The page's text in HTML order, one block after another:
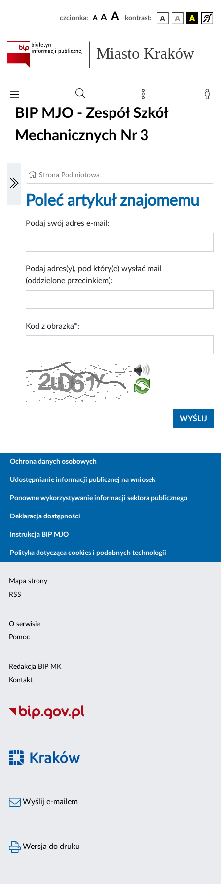
czcionka: A A A kontrast:
Miasto Kraków
BIP MJO - Zespół Szkół
Mechanicznych Nr 3
Strona Podmiotowa
Poleć artykuł znajomemu
Podaj swój adres e-mail:
Podaj adres(y), pod który(e) wysłać mail
(oddzielone przecinkiem):
Kod z obrazka*:
Ochrona danych osobowych
Udostępnianie informacji publicznej na wniosek
Ponowne wykorzystywanie informacji sektora publicznego
Deklaracja dostępności
Instrukcja BIP MJO
Polityka dotycząca cookies i podobnych technologii
Mapa strony
RSS
O serwisie
Pomoc
Redakcja BIP MK
Kontakt
Wyślij e-mailem
Wersja do druku